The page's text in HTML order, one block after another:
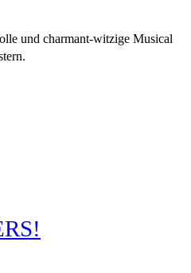
und charmant-witzige Musical